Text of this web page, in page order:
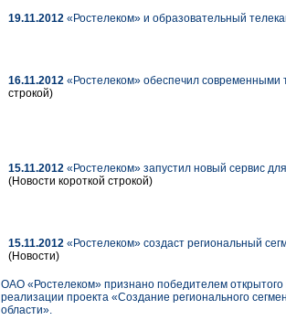
19.11.2012 «Ростелеком» и образовательный
16.11.2012 «Ростелеком» обеспечил
строкой)
15.11.2012 «Ростелеком» запустил новый сервис
(Новости короткой строкой)
15.11.2012 «Ростелеком» создаст региональный
(Новости)
ОАО «Ростелеком» признано победителем открытого
реализации проекта «Создание регионального
области».